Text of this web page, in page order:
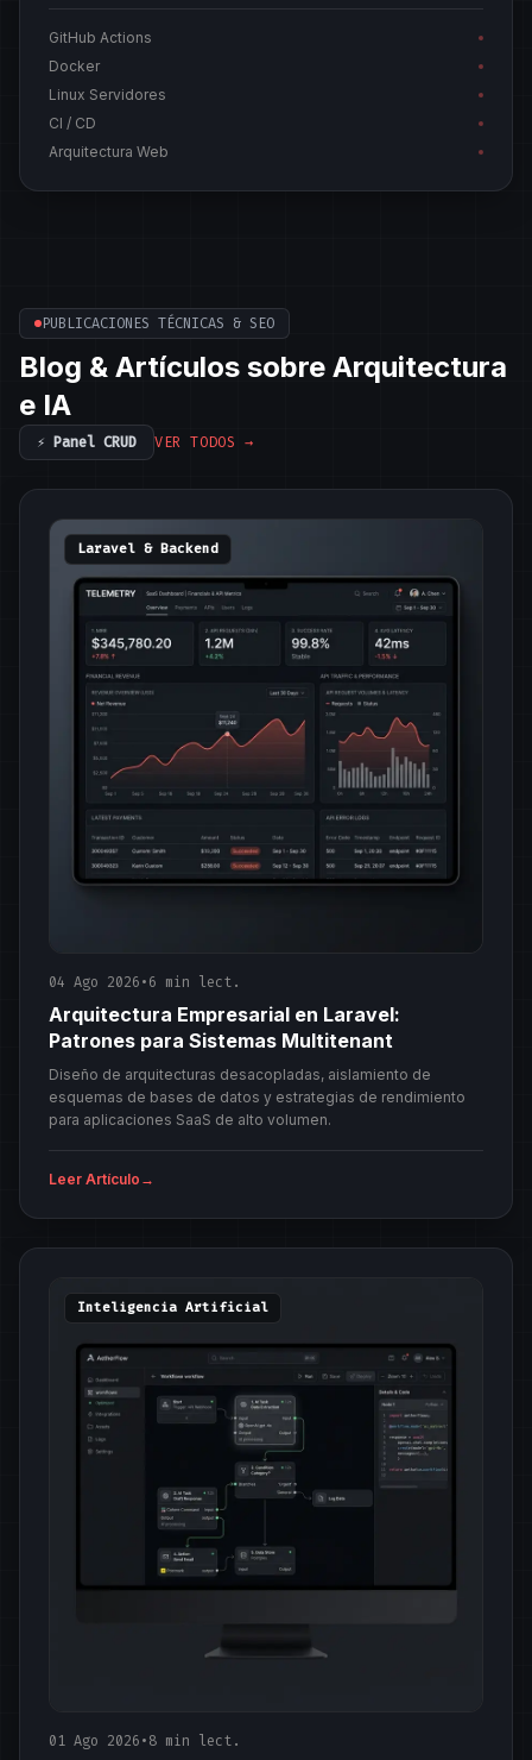
GitHub Actions
Docker
Linux Servidores
CI / CD
Arquitectura Web
PUBLICACIONES TÉCNICAS & SEO
Blog & Artículos sobre Arquitectura
e IA
⚡ Panel CRUD VER TODOS →
Laravel & Backend
04 Ago 2026•6 min lect.
Arquitectura Empresarial en Laravel:
Patrones para Sistemas Multitenant
Diseño de arquitecturas desacopladas, aislamiento de
esquemas de bases de datos y estrategias de rendimiento
para aplicaciones SaaS de alto volumen.
Leer Artículo →
Inteligencia Artificial
01 Ago 2026•8 min lect.